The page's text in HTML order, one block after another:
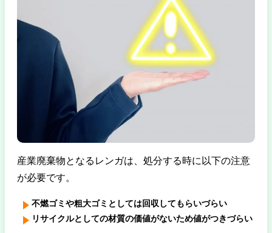
産業廃棄物となるレンガは、処分する時に以下の注意
が必要です。
不燃ゴミや粗大ゴミとしては回収してもらいづらい
リサイクルとしての材質の価値がないため値がつきづらい